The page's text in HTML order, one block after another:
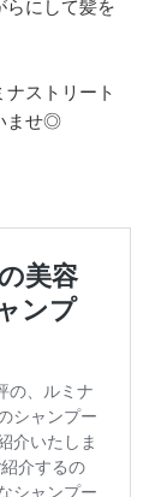
らにして髪を
ストリート
ませ◎